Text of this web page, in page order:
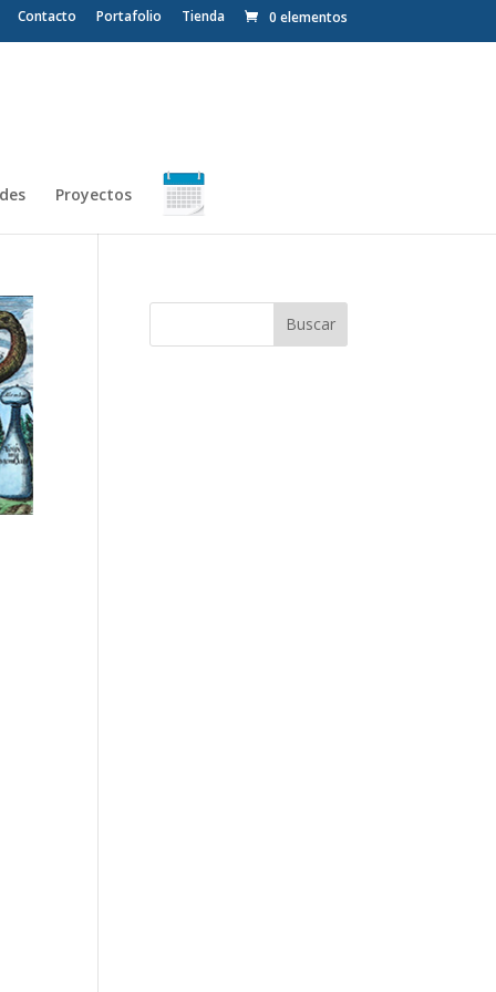
Contacto Portafolio Tienda 0 elementos
Proyectos